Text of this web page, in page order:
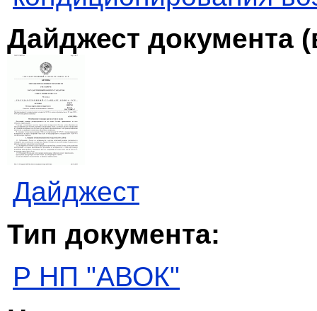
Дайджест документа
Дайджест
Тип документа:
Р НП "АВОК"